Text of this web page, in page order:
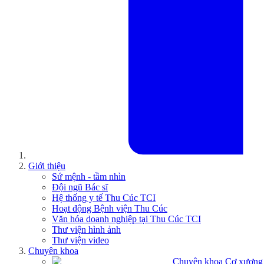
Giới thiệu
Sứ mệnh - tầm nhìn
Đội ngũ Bác sĩ
Hệ thống y tế Thu Cúc TCI
Hoạt động Bệnh viện Thu Cúc
Văn hóa doanh nghiệp tại Thu Cúc TCI
Thư viện hình ảnh
Thư viện video
Chuyên khoa
Chuyên khoa Cơ